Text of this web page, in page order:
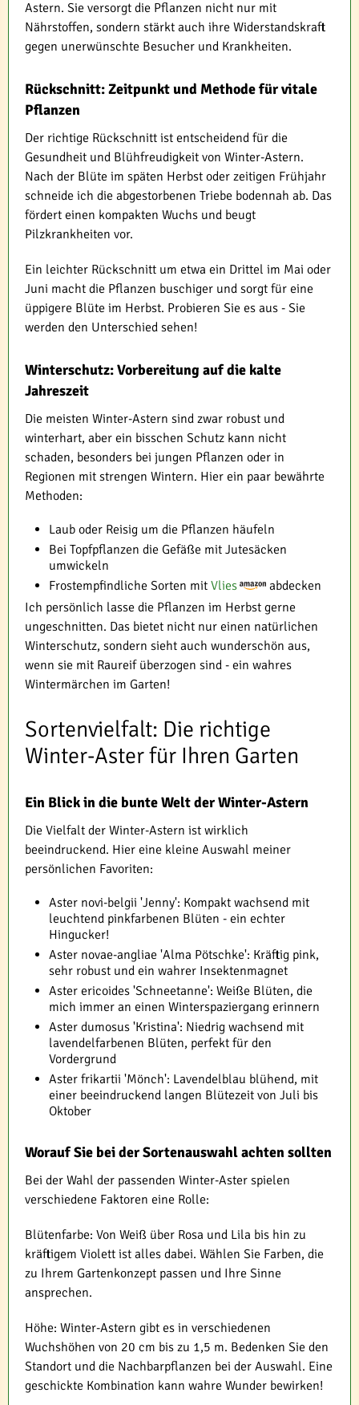
Astern. Sie versorgt die Pflanzen nicht nur mit
Nährstoffen, sondern stärkt auch ihre Widerstandskraft
gegen unerwünschte Besucher und Krankheiten.
Rückschnitt: Zeitpunkt und Methode für vitale
Pflanzen
Der richtige Rückschnitt ist entscheidend für die
Gesundheit und Blühfreudigkeit von Winter-Astern.
Nach der Blüte im späten Herbst oder zeitigen Frühjahr
schneide ich die abgestorbenen Triebe bodennah ab. Das
fördert einen kompakten Wuchs und beugt
Pilzkrankheiten vor.
Ein leichter Rückschnitt um etwa ein Drittel im Mai oder
Juni macht die Pflanzen buschiger und sorgt für eine
üppigere Blüte im Herbst. Probieren Sie es aus - Sie
werden den Unterschied sehen!
Winterschutz: Vorbereitung auf die kalte
Jahreszeit
Die meisten Winter-Astern sind zwar robust und
winterhart, aber ein bisschen Schutz kann nicht
schaden, besonders bei jungen Pflanzen oder in
Regionen mit strengen Wintern. Hier ein paar bewährte
Methoden:
Laub oder Reisig um die Pflanzen häufeln
Bei Topfpflanzen die Gefäße mit Jutesäcken
umwickeln
Frostempfindliche Sorten mit Vlies
abdecken
Ich persönlich lasse die Pflanzen im Herbst gerne
ungeschnitten. Das bietet nicht nur einen natürlichen
Winterschutz, sondern sieht auch wunderschön aus,
wenn sie mit Raureif überzogen sind - ein wahres
Wintermärchen im Garten!
Sortenvielfalt: Die richtige
Winter-Aster für Ihren Garten
Ein Blick in die bunte Welt der Winter-Astern
Die Vielfalt der Winter-Astern ist wirklich
beeindruckend. Hier eine kleine Auswahl meiner
persönlichen Favoriten:
Aster novi-belgii 'Jenny': Kompakt wachsend mit
leuchtend pinkfarbenen Blüten - ein echter
Hingucker!
Aster novae-angliae 'Alma Pötschke': Kräftig pink,
sehr robust und ein wahrer Insektenmagnet
Aster ericoides 'Schneetanne': Weiße Blüten, die
mich immer an einen Winterspaziergang erinnern
Aster dumosus 'Kristina': Niedrig wachsend mit
lavendelfarbenen Blüten, perfekt für den
Vordergrund
Aster frikartii 'Mönch': Lavendelblau blühend, mit
einer beeindruckend langen Blütezeit von Juli bis
Oktober
Worauf Sie bei der Sortenauswahl achten sollten
Bei der Wahl der passenden Winter-Aster spielen
verschiedene Faktoren eine Rolle:
Blütenfarbe: Von Weiß über Rosa und Lila bis hin zu
kräftigem Violett ist alles dabei. Wählen Sie Farben, die
zu Ihrem Gartenkonzept passen und Ihre Sinne
ansprechen.
Höhe: Winter-Astern gibt es in verschiedenen
Wuchshöhen von 20 cm bis zu 1,5 m. Bedenken Sie den
Standort und die Nachbarpflanzen bei der Auswahl. Eine
geschickte Kombination kann wahre Wunder bewirken!